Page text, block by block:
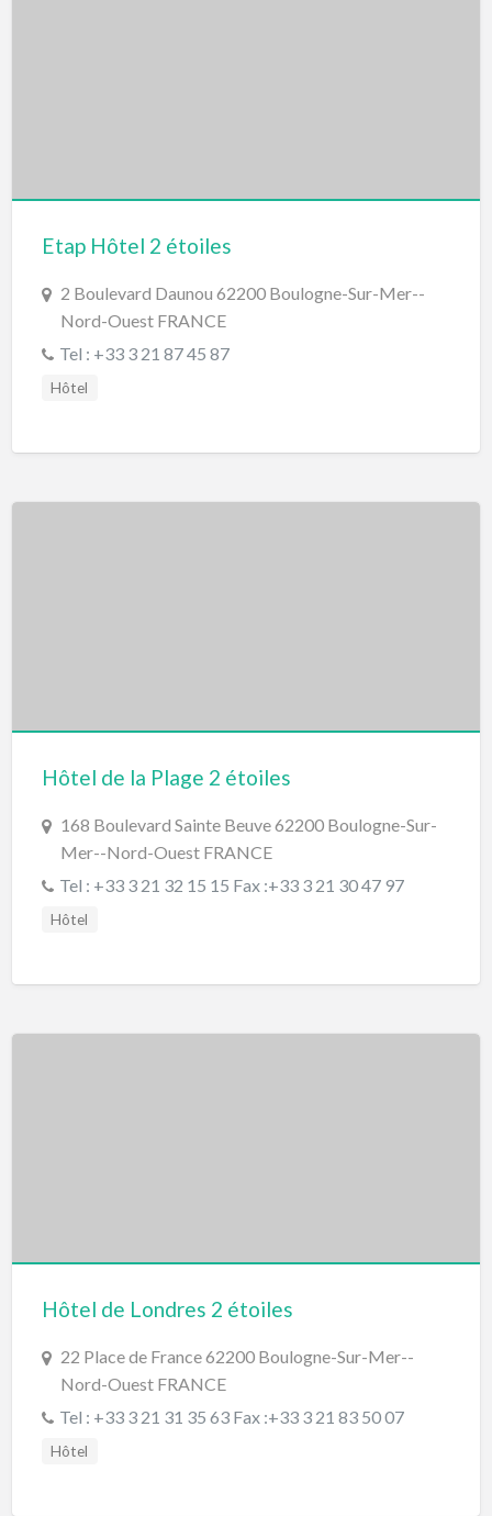
Etap Hôtel 2 étoiles
2 Boulevard Daunou 62200 Boulogne-Sur-Mer--
Nord-Ouest FRANCE
Tel : +33 3 21 87 45 87
Hôtel
Hôtel de la Plage 2 étoiles
168 Boulevard Sainte Beuve 62200 Boulogne-Sur-
Mer--Nord-Ouest FRANCE
Tel : +33 3 21 32 15 15 Fax :+33 3 21 30 47 97
Hôtel
Hôtel de Londres 2 étoiles
22 Place de France 62200 Boulogne-Sur-Mer--
Nord-Ouest FRANCE
Tel : +33 3 21 31 35 63 Fax :+33 3 21 83 50 07
Hôtel